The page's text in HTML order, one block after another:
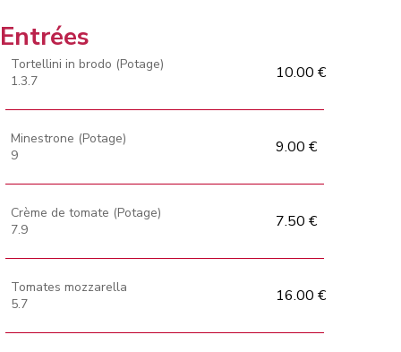
Entrées
Tortellini in brodo (Potage)
1.3.7
10.00 €
Minestrone (Potage)
9
9.00 €
Crème de tomate (Potage)
7.9
7.50 €
Tomates mozzarella
5.7
16.00 €